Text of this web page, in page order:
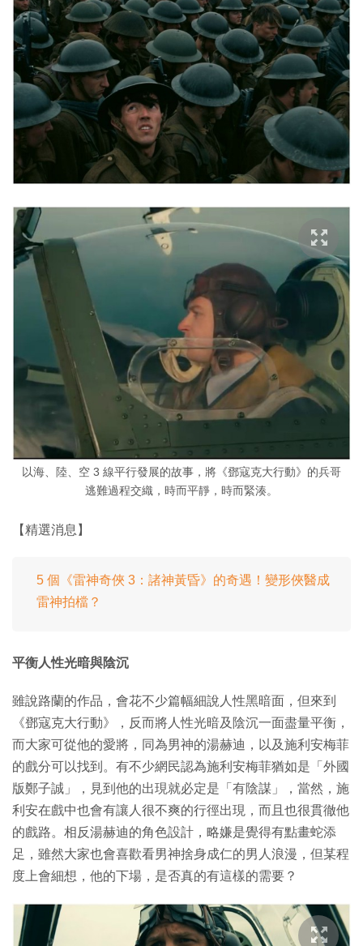
以海、陸、空 3 線平行發展的故事，將《鄧寇克大行動》的兵哥
逃難過程交織，時而平靜，時而緊湊。
【精選消息】
5 個《雷神奇俠 3：諸神黃昏》的奇遇！變形俠醫成
雷神拍檔？
平衡人性光暗與陰沉
雖說路蘭的作品，會花不少篇幅細說人性黑暗面，但來到
《鄧寇克大行動》，反而將人性光暗及陰沉一面盡量平衡，
而大家可從他的愛將，同為男神的湯赫迪，以及施利安梅菲
的戲分可以找到。有不少網民認為施利安梅菲猶如是「外國
版鄭子誠」，見到他的出現就必定是「有陰謀」，當然，施
利安在戲中也會有讓人很不爽的行徑出現，而且也很貫徹他
的戲路。相反湯赫迪的角色設計，略嫌是覺得有點畫蛇添
足，雖然大家也會喜歡看男神捨身成仁的男人浪漫，但某程
度上會細想，他的下場，是否真的有這樣的需要？